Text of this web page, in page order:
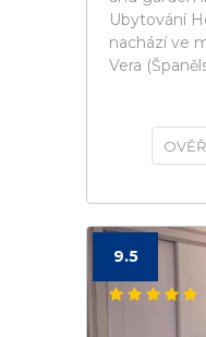
Ubytování
nachází ve
Vera
9.5